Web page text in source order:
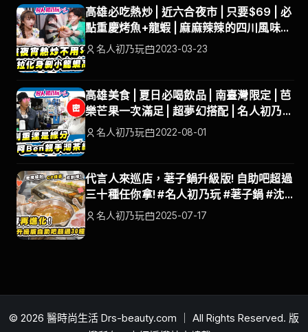
高雄必吃熱炒 | 近六合夜市 | 只要$69 | 必
點重慶烤魚+龍蝦 | 麻麻辣辣的四川風味真
是過癮! | 名人初乃玩 | 梁赫群 | 蘿拉
名人初乃玩 2023-03-23
高雄美食 | 夏日必喝飲品 | 南臺灣限定 | 芭
樂芒果一次滿足 | 超夢幻搭配 | 名人初乃玩
| 白宮這一家 | BEN、徐小可
名人初乃玩 2022-08-01
代言人來巡店，荖子鍋升級版! 自助吧超過
三十種任你拿! #名人初乃玩 #荖子鍋 #沈
玉琳 #林襄
名人初乃玩 2025-07-17
© 2026 醫時尚生活 Drs-beauty.com ｜ All Rights Reserved. 版